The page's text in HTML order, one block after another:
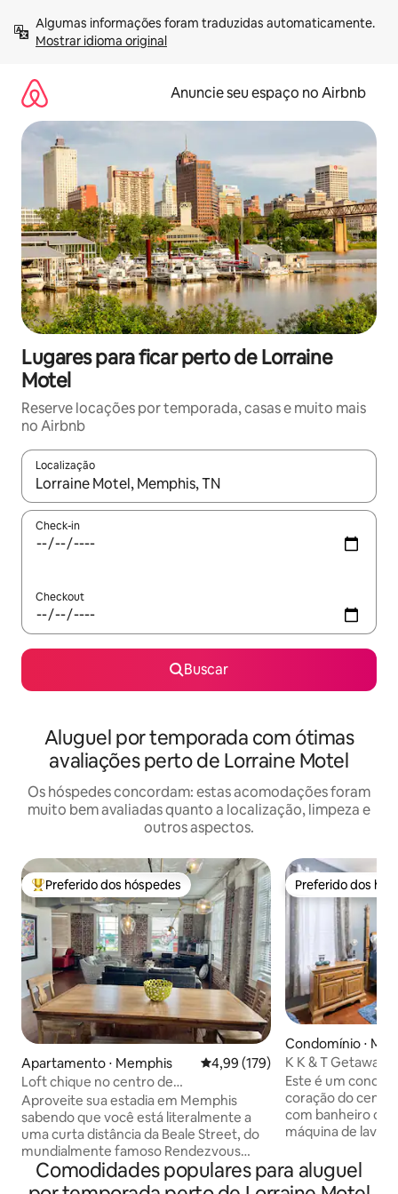
para
Mostrar idioma original
Anuncie seu espaço no Airbnb
Lugares para ficar perto de Lorraine
Motel
Reserve locações por temporada, casas e muito mais
no Airbnb
Localização
Quando os resultados estiverem disponíveis, explore-os
Check-in
Checkout
Buscar
Aluguel por temporada com ótimas
avaliações perto de Lorraine Motel
Os hóspedes concordam: estas acomodações foram
muito bem avaliadas quanto a localização, limpeza e
outros aspectos.
Entre os melhores preferidos dos hóspedes
Preferido dos hóspedes
Apartamento ⋅ Memphis 4,99 de uma avaliação média de
4,99 (179)
Loft chique no centro de
Memphis/Estacionamento
gratuito/Perto de Beale
Aproveite sua estadia em Memphis
sabendo que você está literalmente a
uma curta distância da Beale Street, do
mundialmente famoso Rendezvous
BBQ, do FedEx Forum, do Sun Studio, do
Museu Nacional de Direitos Civis e do
Preferido dos
Preferido dos
Condomínio ⋅
K K & T Getaway
Este é um
coração do
com banheiro
máquina de lavar
Tem
Está bem
Comodidades populares para aluguel